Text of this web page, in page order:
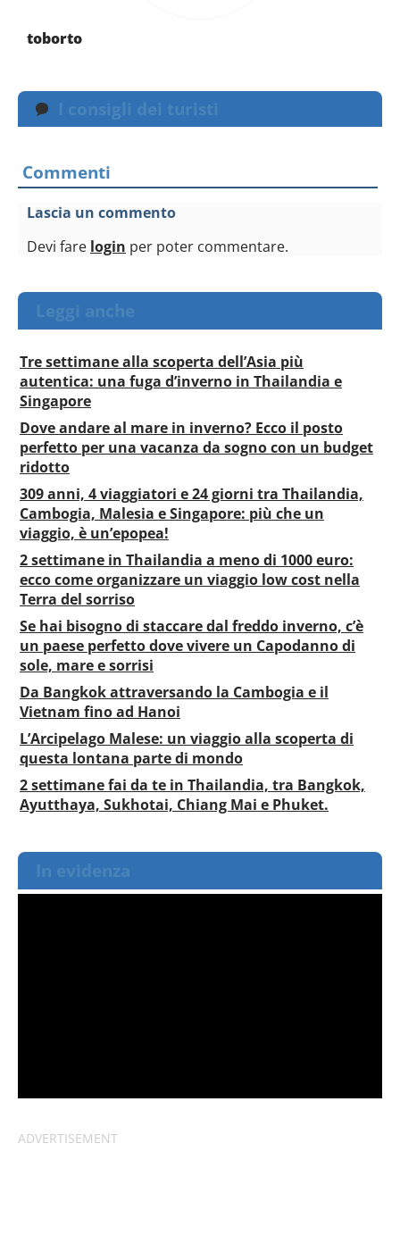
toborto
I consigli dei turisti
Commenti
Lascia un commento
Devi fare login per poter commentare.
Leggi anche
Tre settimane alla scoperta dell’Asia più
autentica: una fuga d’inverno in Thailandia e
Singapore
Dove andare al mare in inverno? Ecco il posto
perfetto per una vacanza da sogno con un budget
ridotto
309 anni, 4 viaggiatori e 24 giorni tra Thailandia,
Cambogia, Malesia e Singapore: più che un
viaggio, è un’epopea!
2 settimane in Thailandia a meno di 1000 euro:
ecco come organizzare un viaggio low cost nella
Terra del sorriso
Se hai bisogno di staccare dal freddo inverno, c’è
un paese perfetto dove vivere un Capodanno di
sole, mare e sorrisi
Da Bangkok attraversando la Cambogia e il
Vietnam fino ad Hanoi
L’Arcipelago Malese: un viaggio alla scoperta di
questa lontana parte di mondo
2 settimane fai da te in Thailandia, tra Bangkok,
Ayutthaya, Sukhotai, Chiang Mai e Phuket.
In evidenza